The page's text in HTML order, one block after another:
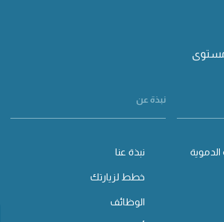
مستوى
نبذة عن
نبذة عنا
خطط لزيارتك
الوظائف